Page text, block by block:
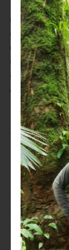
O LASTROPé
coordenado
de
diversos
graduação,
associados
nossa